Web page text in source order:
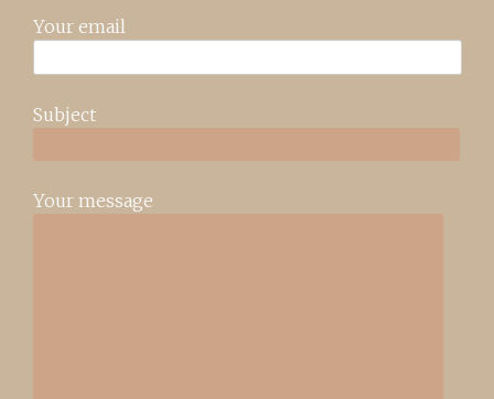
Your email
Subject
Your message